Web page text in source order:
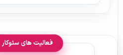
فعالیت های سئوکار